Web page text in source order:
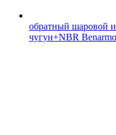
обратный шаровой
чугун+NBR